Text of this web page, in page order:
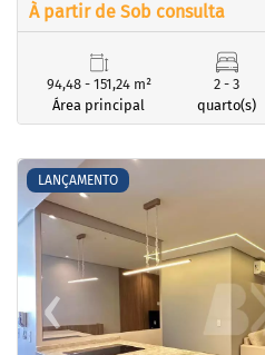
À partir de Sob consulta
94,48 - 151,24 m²
Área principal
2 - 3
quarto(s)
LANÇAMENTO
<<<
‹Previous